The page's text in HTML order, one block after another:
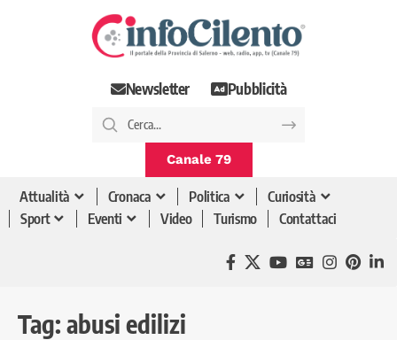
Newsletter Pubblicità
Canale 79
Attualità Cronaca Politica
Curiosità
Sport
Eventi Video Turismo Contattaci
Tag: abusi edilizi